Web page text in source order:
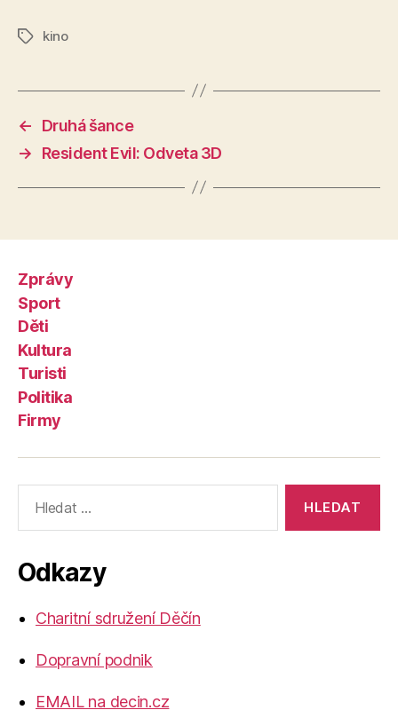
Štítkykino
←
Druhá šance
→
Resident Evil: Odveta 3D
Zprávy
Sport
Děti
Kultura
Turisti
Politika
Firmy
vyhledávání:
Odkazy
Charitní sdružení Děčín
Dopravní podnik
EMAIL na decin.cz